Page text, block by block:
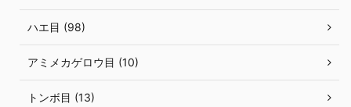
ハエ目 (98)
アミメカゲロウ目 (10)
トンボ目 (13)